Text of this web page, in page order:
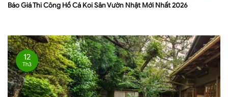
Báo Giá Thi Công Hồ Cá Koi Sân Vườn Nhật Mới Nhất 2026
12
Th3